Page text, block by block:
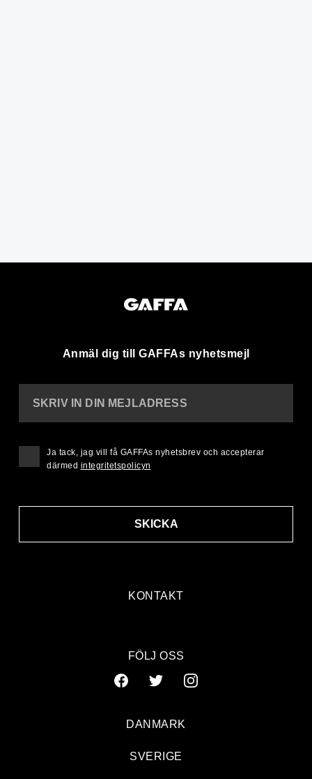
Anmäl dig till GAFFAs nyhetsmejl
KONTAKT
SKRIV IN DIN MEJLADRESS
SKICKA
Ja tack, jag vill få GAFFAs nyhetsbrev och accepterar
därmed integritetspolicyn
FÖLJ OSS
DANMARK
SVERIGE